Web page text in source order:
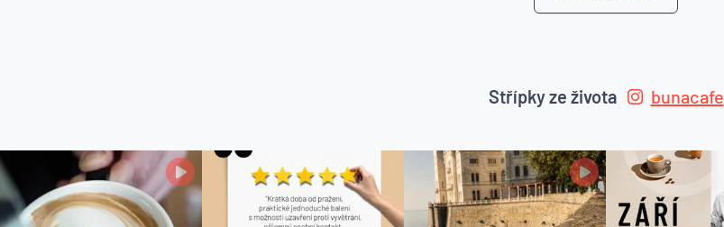
Střípky ze života bunacafe